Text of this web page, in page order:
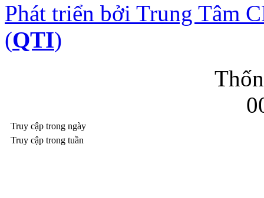
Phát triển bởi Trung Tâm
(QTI)
0
Truy cập trong ngày
Truy cập trong tuần